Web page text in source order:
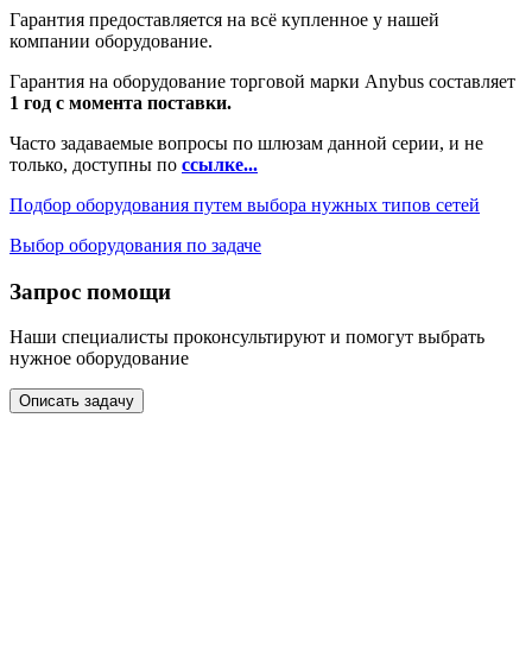
Гарантия предоставляется на всё купленное у нашей
компании оборудование.
Гарантия на оборудование торговой марки Anybus составляет
1 год с момента поставки.
Часто задаваемые вопросы по шлюзам данной серии, и не
только, доступны по ссылке...
Подбор оборудования путем выбора нужных типов сетей
Выбор оборудования по задаче
Запрос помощи
Наши специалисты проконсультируют и помогут выбрать
нужное оборудование
Описать задачу